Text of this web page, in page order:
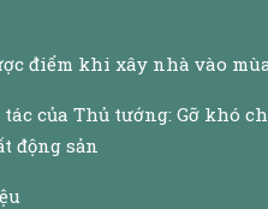
điểm khi xây nhà vào
tác của Thủ tướng: Gỡ khó
động sản